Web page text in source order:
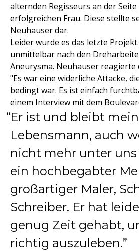
alternden Regisseurs an der
erfolgreichen Frau. Diese stellte
Neuhauser dar.
Leider wurde es das letzte
unmittelbar nach den
Aneurysma. Neuhauser
"Es war eine widerliche Attacke,
bedingt war. Es ist einfach
einem Interview mit dem
Er ist und bleibt mein
Lebensmann, auch
nicht mehr unter
ein hochbegabter
großartiger Maler,
Schreiber. Er hat
genug Zeit gehabt,
richtig auszuleben.